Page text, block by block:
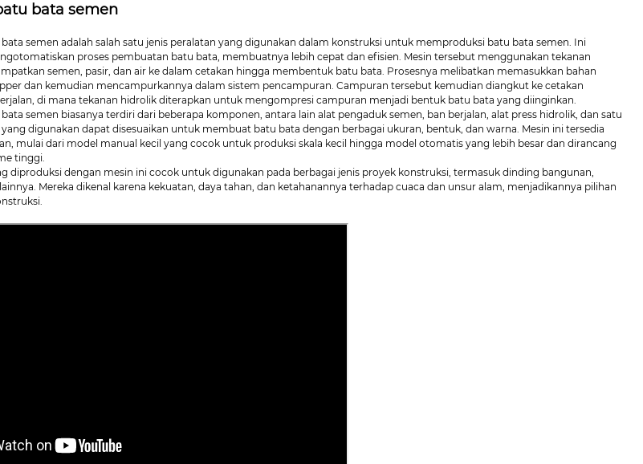
bata semen
semen adalah salah satu jenis peralatan yang digunakan dalam konstruksi untuk memproduksi batu bata semen. Ini
proses pembuatan batu bata, membuatnya lebih cepat dan efisien. Mesin tersebut menggunakan tekanan
semen, pasir, dan air ke dalam cetakan hingga membentuk batu bata. Prosesnya melibatkan memasukkan bahan
dan kemudian mencampurkannya dalam sistem pencampuran. Campuran tersebut kemudian diangkut ke cetakan
di mana tekanan hidrolik diterapkan untuk mengompresi campuran menjadi bentuk batu bata yang diinginkan.
semen biasanya terdiri dari beberapa komponen, antara lain alat pengaduk semen, ban berjalan, alat press hidrolik, dan satu
digunakan dapat disesuaikan untuk membuat batu bata dengan berbagai ukuran, bentuk, dan warna. Mesin ini tersedia
mulai dari model manual kecil yang cocok untuk produksi skala kecil hingga model otomatis yang lebih besar dan dirancang
tinggi.
diproduksi dengan mesin ini cocok untuk digunakan pada berbagai jenis proyek konstruksi, termasuk dinding bangunan,
Mereka dikenal karena kekuatan, daya tahan, dan ketahanannya terhadap cuaca dan unsur alam, menjadikannya pilihan